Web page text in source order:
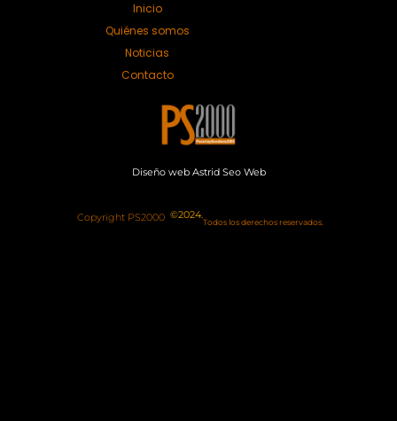
Inicio
Quiénes somos
Noticias
Contacto
Diseño web Astrid Seo Web
Copyright PS2000 ©2024.
Todos los derechos reservados.